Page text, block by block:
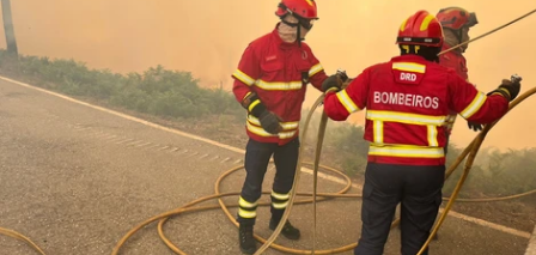
As autoridades canadianas estimam que vai levar
dias ou semanas para controlar o fogo. Mais de
dois mil operacionais estão no terreno no combate
às chamas.